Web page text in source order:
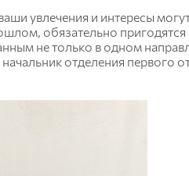
увлечения и интересы
обязательно
не только в одном
начальник отделения